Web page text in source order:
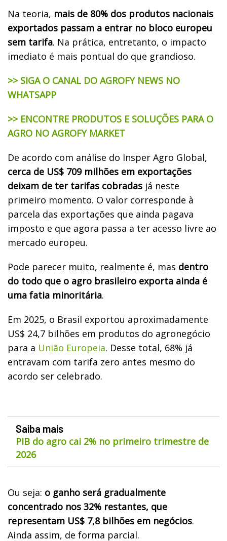
Na teoria, mais de 80% dos produtos nacionais
exportados passam a entrar no bloco europeu
sem tarifa. Na prática, entretanto, o impacto
imediato é mais pontual do que grandioso.
>> SIGA O CANAL DO AGROFY NEWS NO
WHATSAPP
>> ENCONTRE PRODUTOS E SOLUÇÕES PARA O
AGRO NO AGROFY MARKET
De acordo com análise do Insper Agro Global,
cerca de US$ 709 milhões em exportações
deixam de ter tarifas cobradas já neste
primeiro momento. O valor corresponde à
parcela das exportações que ainda pagava
imposto e que agora passa a ter acesso livre ao
mercado europeu.
Pode parecer muito, realmente é, mas dentro
do todo que o agro brasileiro exporta ainda é
uma fatia minoritária.
Em 2025, o Brasil exportou aproximadamente
US$ 24,7 bilhões em produtos do agronegócio
para a União Europeia. Desse total, 68% já
entravam com tarifa zero antes mesmo do
acordo ser celebrado.
Saiba mais
PIB do agro cai 2% no primeiro trimestre de
2026
Ou seja: o ganho será gradualmente
concentrado nos 32% restantes, que
representam US$ 7,8 bilhões em negócios.
Ainda assim, de forma parcial.